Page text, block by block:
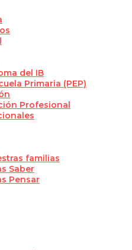
del IB
Primaria (PEP)
Profesional
familias
Saber
Pensar